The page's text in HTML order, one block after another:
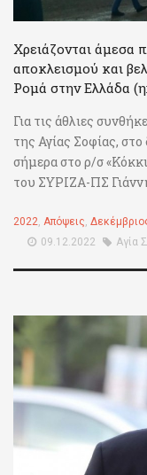
Χρειάζονται άμεσα
αποκλεισμού και
Ρομά στην Ελλάδα
Για τις άθλιες
της Αγίας Σοφίας,
σήμερα στο ρ/σ
του ΣΥΡΙΖΑ-ΠΣ
2022, Απόψεις,
09.12.2022
Αγία